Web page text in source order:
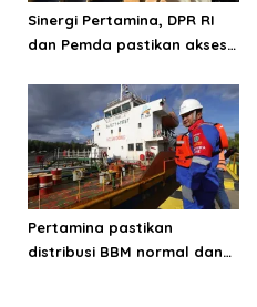
Sinergi Pertamina, DPR RI
dan Pemda pastikan akses
Pertamina pastikan
distribusi BBM normal dan